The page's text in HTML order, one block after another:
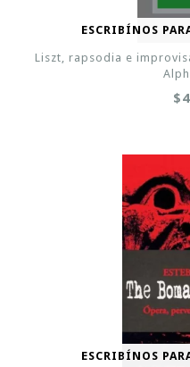
ESCRIBÍNOS
Liszt, rapsodia e
ESCRIBÍNOS